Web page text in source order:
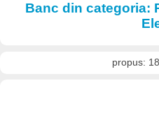
Banc din categoria:
propus: